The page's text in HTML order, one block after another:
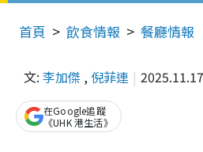
首頁 飲食情報 餐廳情報
文: 李加傑 , 倪菲連 2025.11.17
在Google追蹤
《UHK 港生活》